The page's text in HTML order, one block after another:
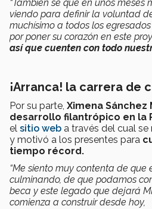
“También sé que en unos meses
viendo para definir la voluntad
muchísimo a todos los
por poner su corazón en este
así que cuenten con todo
¡Arranca! la carrera de
Por su parte, Ximena
desarrollo filantrópico en la
el sitio web a través del cual
y motivó a los presentes para
tiempo récord.
“Me siento muy contenta de que
culminando, de que podamos
beca y este legado que dejará
comienza a construir desde hoy,